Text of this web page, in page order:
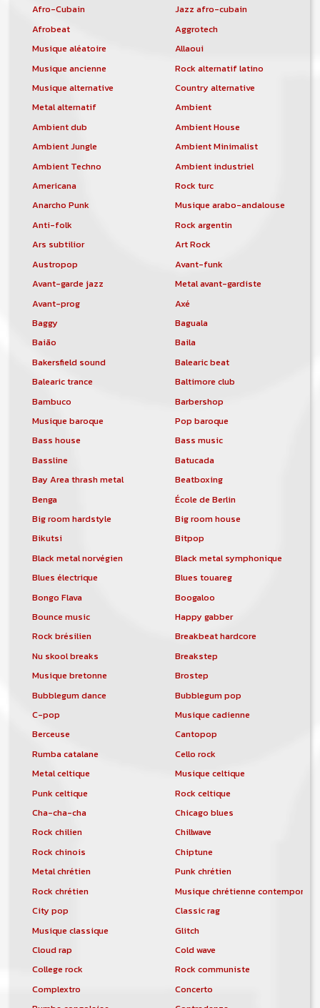
Afro-Cubain
Jazz afro-cubain
Afrobeat
Aggrotech
Musique aléatoire
Allaoui
Musique ancienne
Rock alternatif latino
Musique alternative
Country alternative
Metal alternatif
Ambient
Ambient dub
Ambient House
Ambient Jungle
Ambient Minimalist
Ambient Techno
Ambient industriel
Americana
Rock turc
Anarcho Punk
Musique arabo-andalouse
Anti-folk
Rock argentin
Ars subtilior
Art Rock
Austropop
Avant-funk
Avant-garde jazz
Metal avant-gardiste
Avant-prog
Axé
Baggy
Baguala
Baião
Baila
Bakersfield sound
Balearic beat
Balearic trance
Baltimore club
Bambuco
Barbershop
Musique baroque
Pop baroque
Bass house
Bass music
Bassline
Batucada
Bay Area thrash metal
Beatboxing
Benga
École de Berlin
Big room hardstyle
Big room house
Bikutsi
Bitpop
Black metal norvégien
Black metal symphonique
Blues électrique
Blues touareg
Bongo Flava
Boogaloo
Bounce music
Happy gabber
Rock brésilien
Breakbeat hardcore
Nu skool breaks
Breakstep
Musique bretonne
Brostep
Bubblegum dance
Bubblegum pop
C-pop
Musique cadienne
Berceuse
Cantopop
Rumba catalane
Cello rock
Metal celtique
Musique celtique
Punk celtique
Rock celtique
Cha-cha-cha
Chicago blues
Rock chilien
Chillwave
Rock chinois
Chiptune
Metal chrétien
Punk chrétien
Rock chrétien
Musique chrétienne
City pop
Classic rag
Musique classique
Glitch
Cloud rap
Cold wave
College rock
Rock communiste
Complextro
Concerto